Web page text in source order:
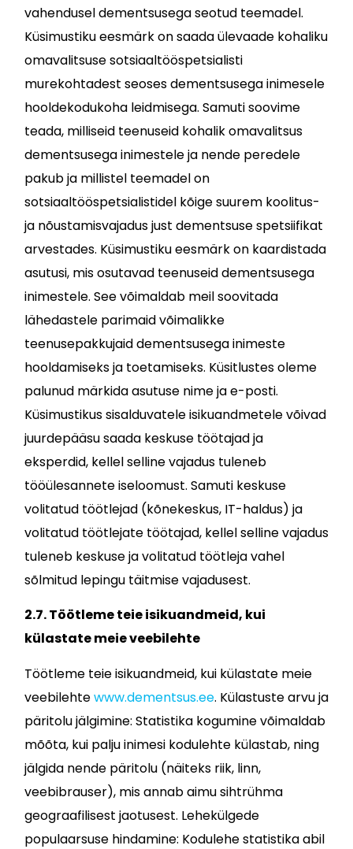
vahendusel dementsusega seotud teemadel.
Küsimustiku eesmärk on saada ülevaade kohaliku
omavalitsuse sotsiaaltööspetsialisti
murekohtadest seoses dementsusega inimesele
hooldekodukoha leidmisega. Samuti soovime
teada, milliseid teenuseid kohalik omavalitsus
dementsusega inimestele ja nende peredele
pakub ja millistel teemadel on
sotsiaaltööspetsialistidel kõige suurem koolitus-
ja nõustamisvajadus just dementsuse spetsiifikat
arvestades. Küsimustiku eesmärk on kaardistada
asutusi, mis osutavad teenuseid dementsusega
inimestele. See võimaldab meil soovitada
lähedastele parimaid võimalikke
teenusepakkujaid dementsusega inimeste
hooldamiseks ja toetamiseks. Küsitlustes oleme
palunud märkida asutuse nime ja e-posti.
Küsimustikus sisalduvatele isikuandmetele võivad
juurdepääsu saada keskuse töötajad ja
eksperdid, kellel selline vajadus tuleneb
tööülesannete iseloomust. Samuti keskuse
volitatud töötlejad (kõnekeskus, IT-haldus) ja
volitatud töötlejate töötajad, kellel selline vajadus
tuleneb keskuse ja volitatud töötleja vahel
sõlmitud lepingu täitmise vajadusest.
2.7. Töötleme teie isikuandmeid, kui
külastate meie veebilehte
Töötleme teie isikuandmeid, kui külastate meie
veebilehtewww.dementsus.ee. Külastuste arvu ja
päritolu jälgimine: Statistika kogumine võimaldab
mõõta, kui palju inimesi kodulehte külastab, ning
jälgida nende päritolu (näiteks riik, linn,
veebibrauser), mis annab aimu sihtrühma
geograafilisest jaotusest. Lehekülgede
populaarsuse hindamine: Kodulehe statistika abil